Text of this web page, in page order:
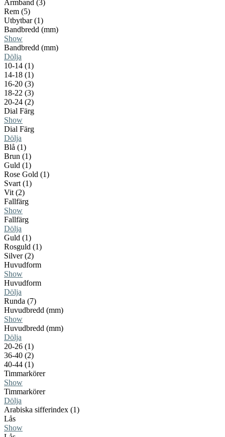
Armband (3)
Rem (5)
Utbytbar (1)
Bandbredd (mm)
Show
Bandbredd (mm)
Dölja
10-14 (1)
14-18 (1)
16-20 (3)
18-22 (3)
20-24 (2)
Dial Färg
Show
Dial Färg
Dölja
Blå (1)
Brun (1)
Guld (1)
Rose Gold (1)
Svart (1)
Vit (2)
Fallfärg
Show
Fallfärg
Dölja
Guld (1)
Rosguld (1)
Silver (2)
Huvudform
Show
Huvudform
Dölja
Runda (7)
Huvudbredd (mm)
Show
Huvudbredd (mm)
Dölja
20-26 (1)
36-40 (2)
40-44 (1)
Timmarkörer
Show
Timmarkörer
Dölja
Arabiska sifferindex (1)
Lås
Show